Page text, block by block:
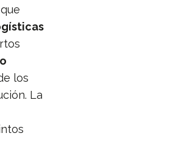
los
La